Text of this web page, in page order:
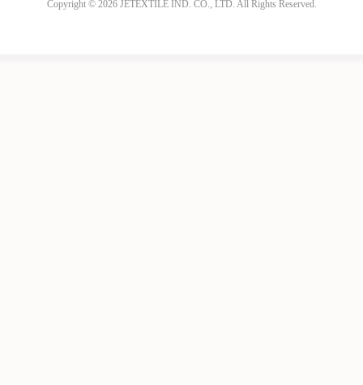
Copyright © 2026 JETEXTILE IND. CO., LTD. All Rights Reserved.